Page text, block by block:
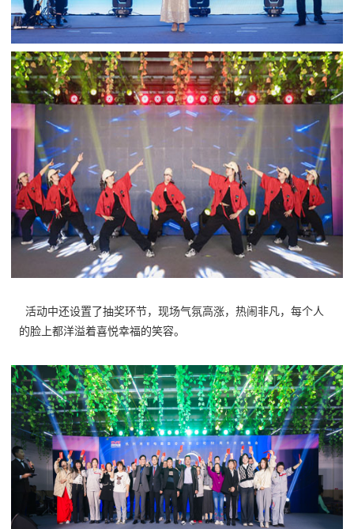
活动中还设置了抽奖环节，现场气氛高涨，热闹非凡，每个人
的脸上都洋溢着喜悦幸福的笑容。